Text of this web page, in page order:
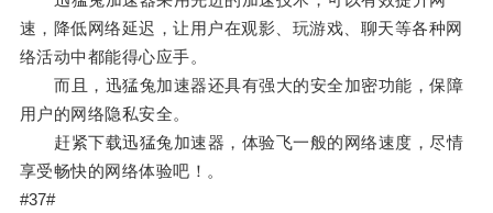
速，降低网络延迟，让用户在观影、玩游戏、聊天等各种网
络活动中都能得心应手。
而且，迅猛兔加速器还具有强大的安全加密功能，保障
用户的网络隐私安全。
赶紧下载迅猛兔加速器，体验飞一般的网络速度，尽情
享受畅快的网络体验吧！。
#37#